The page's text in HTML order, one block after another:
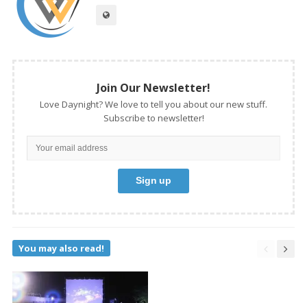
Join Our Newsletter!
Love Daynight? We love to tell you about our new stuff.
Subscribe to newsletter!
You may also read!